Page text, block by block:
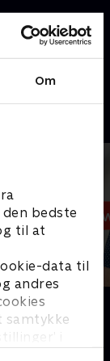
Om
bedste
til at
data til
andres
samtykke
i
12 News
Nyheder